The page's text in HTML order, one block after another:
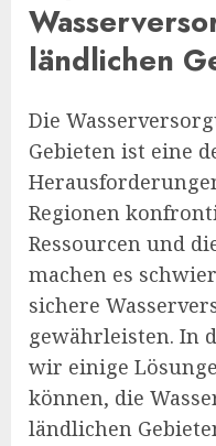
ländlichen
Die
Gebieten ist eine
Regionen
Ressourcen und
machen es
sichere
gewährleisten. In
wir einige
können, die
ländlichen